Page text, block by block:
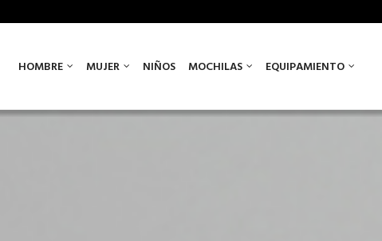
HOMBRE MUJER NIÑOS MOCHILAS EQUIPAMIENTO